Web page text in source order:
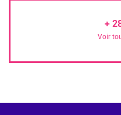
+
Voir